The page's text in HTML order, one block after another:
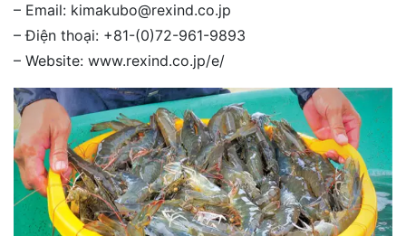
– Email: kimakubo@rexind.co.jp
– Điện thoại: +81-(0)72-961-9893
– Website: www.rexind.co.jp/e/